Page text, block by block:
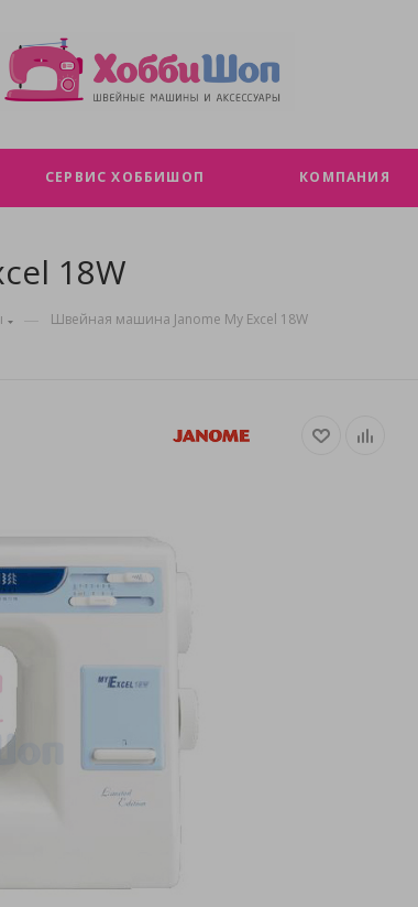
СЕРВИС ХОББИШОП КОМПАНИЯ
18W
— Швейная машина Janome My Excel 18W